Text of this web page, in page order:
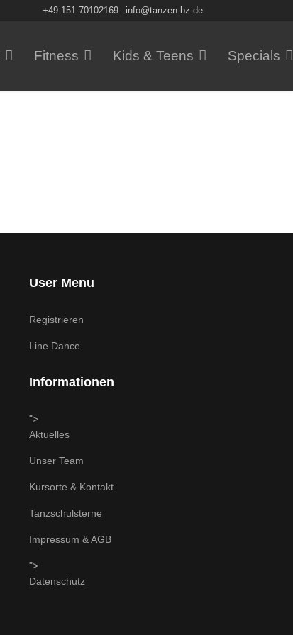
+49 151 70102169 info@tanzen-bz.de
Fitness Kids & Teens Specials
User Menu
Registrieren
Line Dance
Informationen
">
Aktuelles
Unser Team
Kursorte & Kontakt
Tanzschulsterne
Impressum & AGB
">
Datenschutz